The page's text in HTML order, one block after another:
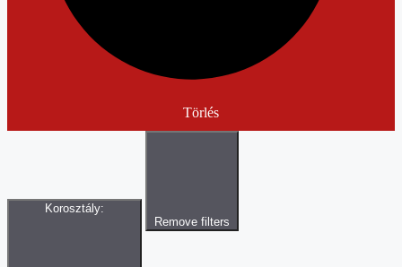
Törlés
Korosztály:
Remove filters